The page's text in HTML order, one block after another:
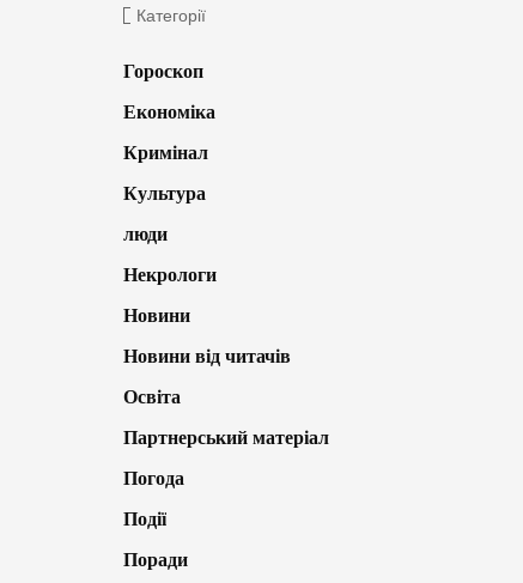
Категорії
Гороскоп
Економіка
Кримінал
Культура
люди
Некрологи
Новини
Новини від читачів
Освіта
Партнерський матеріал
Погода
Події
Поради